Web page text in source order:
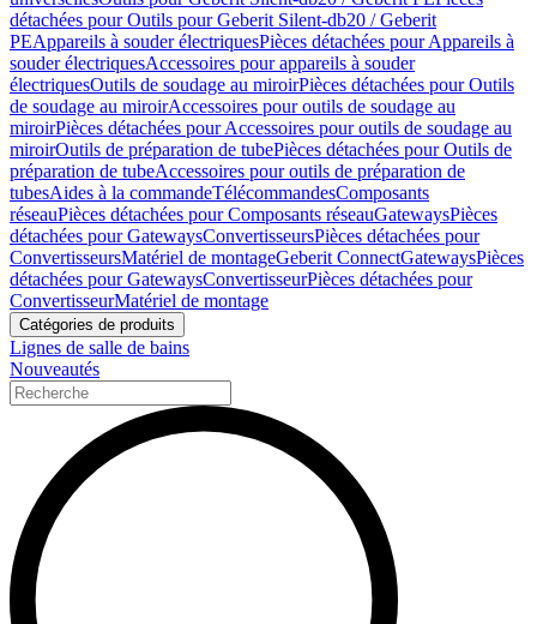
détachées pour Outils pour Geberit Silent-db20 / Geberit
PEAppareils à souder électriquesPièces détachées pour Appareils à
souder électriquesAccessoires pour appareils à souder
électriquesOutils de soudage au miroirPièces détachées pour Outils
de soudage au miroirAccessoires pour outils de soudage au
miroirPièces détachées pour Accessoires pour outils de soudage au
miroirOutils de préparation de tubePièces détachées pour Outils de
préparation de tubeAccessoires pour outils de préparation de
tubesAides à la commandeTélécommandesComposants
réseauPièces détachées pour Composants réseauGatewaysPièces
détachées pour GatewaysConvertisseursPièces détachées pour
ConvertisseursMatériel de montageGeberit ConnectGatewaysPièces
détachées pour GatewaysConvertisseurPièces détachées pour
ConvertisseurMatériel de montage
Catégories de produits
Lignes de salle de bains
Nouveautés